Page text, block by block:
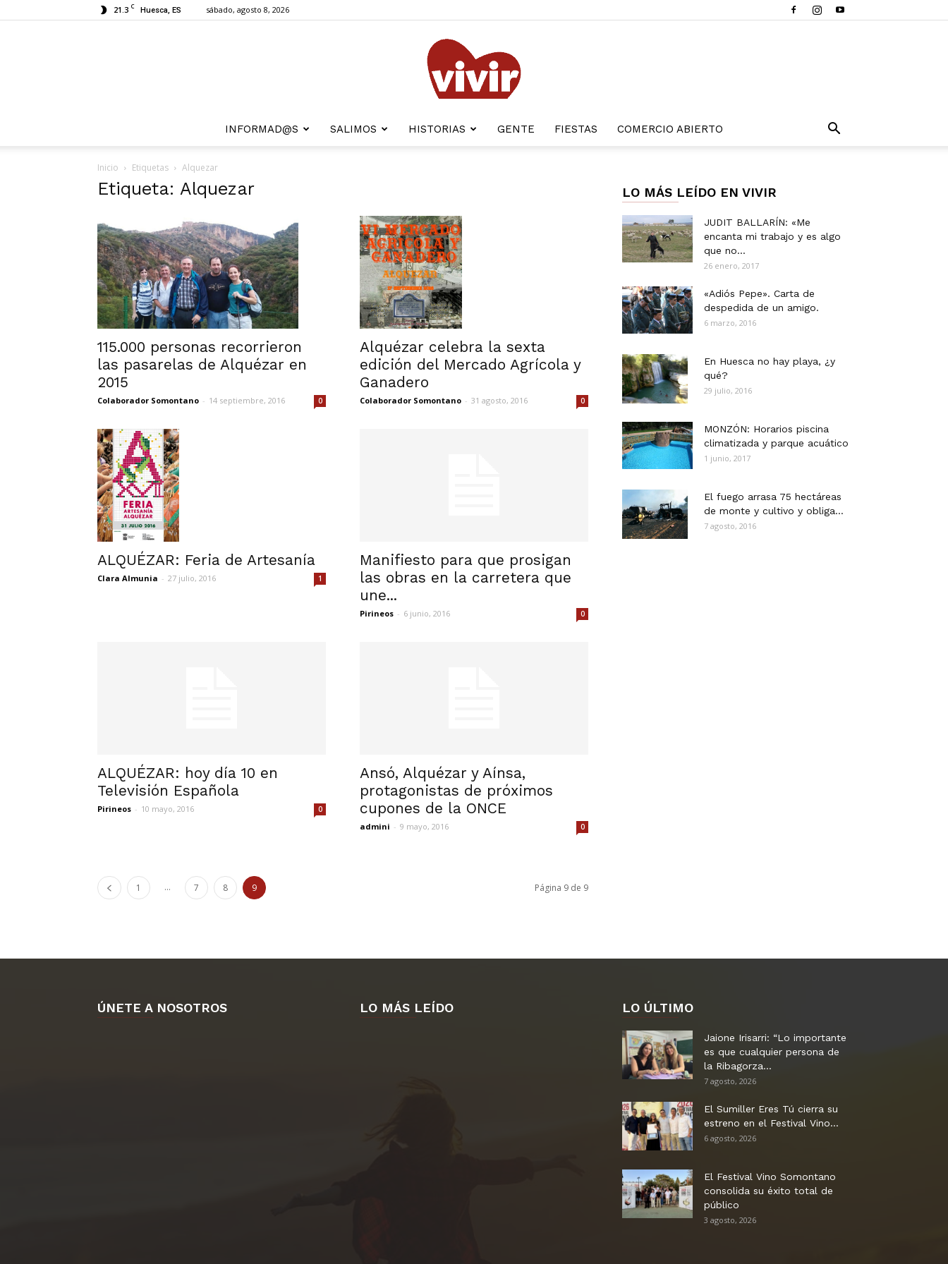
21.3 C Huesca, ES sábado, agosto 8, 2026
INFORMAD@S SALIMOS HISTORIAS GENTE FIESTAS COMERCIO ABIERTO
Inicio Etiquetas Alquezar
Etiqueta: Alquezar
115.000 personas recorrieron
las pasarelas de Alquézar en
2015
Colaborador Somontano - 14 septiembre, 2016 0
Alquézar celebra la sexta
edición del Mercado Agrícola y
Ganadero
Colaborador Somontano - 31 agosto, 2016 0
ALQUÉZAR: Feria de Artesanía
Clara Almunia - 27 julio, 2016 1
Manifiesto para que prosigan
las obras en la carretera que
une...
Pirineos - 6 junio, 2016 0
ALQUÉZAR: hoy día 10 en
Televisión Española
Pirineos - 10 mayo, 2016 0
Ansó, Alquézar y Aínsa,
protagonistas de próximos
cupones de la ONCE
admini - 9 mayo, 2016 0
1 ... 7 8 9 Página 9 de 9
LO MÁS LEÍDO EN VIVIR
JUDIT BALLARÍN: «Me
encanta mi trabajo y es algo
que no...
26 enero, 2017
«Adiós Pepe». Carta de
despedida de un amigo.
6 marzo, 2016
En Huesca no hay playa, ¿y
qué?
29 julio, 2016
MONZÓN: Horarios piscina
climatizada y parque acuático
1 junio, 2017
El fuego arrasa 75 hectáreas
de monte y cultivo y obliga...
7 agosto, 2016
ÚNETE A NOSOTROS LO MÁS LEÍDO LO ÚLTIMO
Jaione Irisarri: “Lo importante
es que cualquier persona de
la Ribagorza...
7 agosto, 2026
El Sumiller Eres Tú cierra su
estreno en el Festival Vino...
6 agosto, 2026
El Festival Vino Somontano
consolida su éxito total de
público
3 agosto, 2026